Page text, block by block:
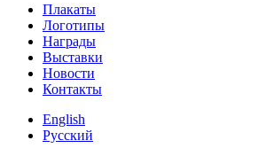
Плакаты
Логотипы
Награды
Выставки
Новости
Контакты
English
Русский